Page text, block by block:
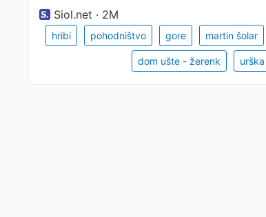
Siol.net · 2M
hribi pohodništvo gore martin šolar
dom ušte - žerenk